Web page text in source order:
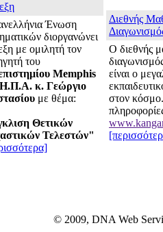
Ένωση
διοργανώνει
με ομιλητή τον
του
Memphis
κ. Γεώργιο
με θέμα:
Θετικών
Τελεστών"
Διεθνής
Ο διεθνής
είναι ο
στον
© 2009, DNA Web